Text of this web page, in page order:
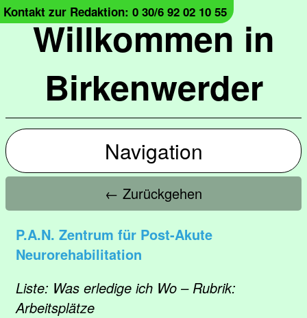
Willkommen in
Birkenwerder
Kontakt zur Redaktion: 0 30/6 92 02 10 55
Navigation
← Zurückgehen
P.A.N. Zentrum für Post-Akute
Neurorehabilitation
Liste: Was erledige ich Wo – Rubrik:
Arbeitsplätze